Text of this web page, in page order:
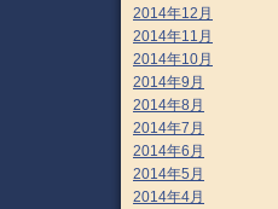
2014年12月
2014年11月
2014年10月
2014年9月
2014年8月
2014年7月
2014年6月
2014年5月
2014年4月